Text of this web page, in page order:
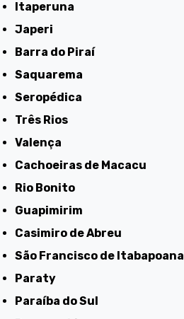
Itaperuna
Japeri
Barra do Piraí
Saquarema
Seropédica
Três Rios
Valença
Cachoeiras de Macacu
Rio Bonito
Guapimirim
Casimiro de Abreu
São Francisco de Itabapoana
Paraty
Paraíba do Sul